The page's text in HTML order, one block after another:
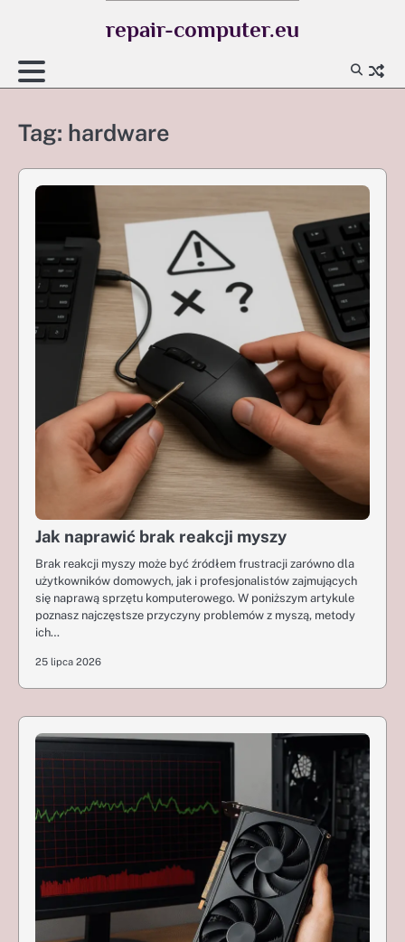
repair-computer.eu
Tag: hardware
Jak naprawić brak reakcji myszy
Brak reakcji myszy może być źródłem frustracji zarówno dla
użytkowników domowych, jak i profesjonalistów zajmujących
się naprawą sprzętu komputerowego. W poniższym artykule
poznasz najczęstsze przyczyny problemów z myszą, metody
ich…
25 lipca 2026